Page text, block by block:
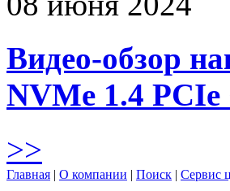
Видео-обзор
NVMe 1.4 PCIe
>>
Главная | О компании | Поиск | Сервис